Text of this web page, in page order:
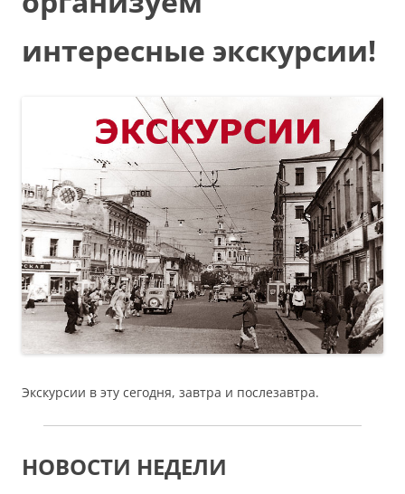
интересные экскурсии!
Экскурсии в эту сегодня, завтра и послезавтра.
НОВОСТИ НЕДЕЛИ